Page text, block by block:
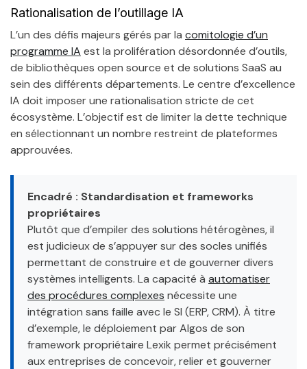
Rationalisation de l’outillage IA
L’un des défis majeurs gérés par la comitologie d’un
programme IA est la prolifération désordonnée d’outils,
de bibliothèques open source et de solutions SaaS au
sein des différents départements. Le centre d’excellence
IA doit imposer une rationalisation stricte de cet
écosystème. L’objectif est de limiter la dette technique
en sélectionnant un nombre restreint de plateformes
approuvées.
Encadré : Standardisation et frameworks
propriétaires
Plutôt que d’empiler des solutions hétérogènes, il
est judicieux de s’appuyer sur des socles unifiés
permettant de construire et de gouverner divers
systèmes intelligents. La capacité à automatiser
des procédures complexes nécessite une
intégration sans faille avec le SI (ERP, CRM). À titre
d’exemple, le déploiement par Algos de son
framework propriétaire Lexik permet précisément
aux entreprises de concevoir, relier et gouverner